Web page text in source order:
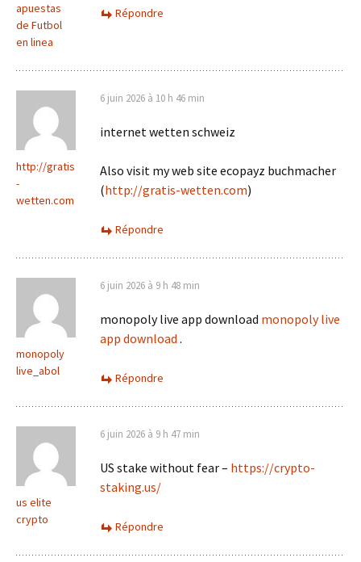
apuestas
de Futbol
en linea
Répondre
http://gratis
-
wetten.com
6 juin 2026 à 10 h 46 min
internet wetten schweiz
Also visit my web site ecopayz buchmacher
(http://gratis-wetten.com)
Répondre
monopoly
live_abol
6 juin 2026 à 9 h 48 min
monopoly live app download monopoly live
app download .
Répondre
us elite
crypto
6 juin 2026 à 9 h 47 min
US stake without fear – https://crypto-
staking.us/
Répondre